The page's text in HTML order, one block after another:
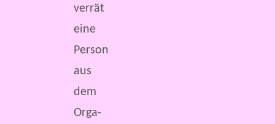
verrät
eine
Person
aus
dem
Orga-